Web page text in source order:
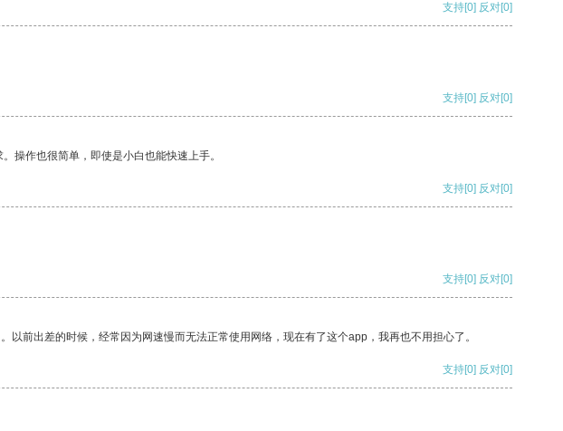
支持[0] 反对[0]
支持[0] 反对[0]
操作也很简单，即使是小白也能快速上手。
支持[0] 反对[0]
支持[0] 反对[0]
前出差的时候，经常因为网速慢而无法正常使用网络，现在有了这个app，我再也不用担心了。
支持[0] 反对[0]